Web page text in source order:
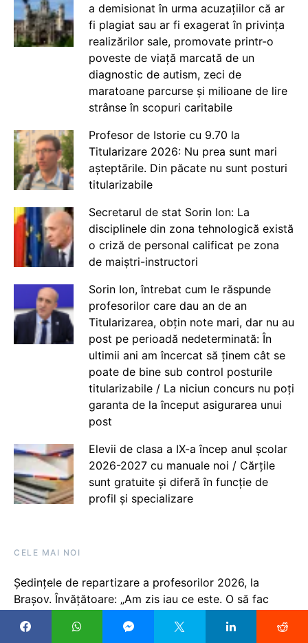
a demisionat în urma acuzațiilor că ar
fi plagiat sau ar fi exagerat în privința
realizărilor sale, promovate printr-o
poveste de viață marcată de un
diagnostic de autism, zeci de
maratoane parcurse și milioane de lire
strânse în scopuri caritabile
Profesor de Istorie cu 9.70 la
Titularizare 2026: Nu prea sunt mari
așteptările. Din păcate nu sunt posturi
titularizabile
Secretarul de stat Sorin Ion: La
disciplinele din zona tehnologică există
o criză de personal calificat pe zona
de maiștri-instructori
Sorin Ion, întrebat cum le răspunde
profesorilor care dau an de an
Titularizarea, obțin note mari, dar nu au
post pe perioadă nedeterminată: În
ultimii ani am încercat să ținem cât se
poate de bine sub control posturile
titularizabile / La niciun concurs nu poți
garanta de la început asigurarea unui
post
Elevii de clasa a IX-a încep anul școlar
2026-2027 cu manuale noi / Cărțile
sunt gratuite și diferă în funcție de
profil și specializare
CELE MAI NOI
Ședințele de repartizare a profesorilor 2026, la
Brașov. Învățătoare: „Am zis iau ce este. O să fac
reușesc să mă titularizez nu cred că mai rămân în